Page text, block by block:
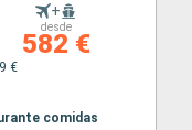
+
desde
582 €
€
comidas